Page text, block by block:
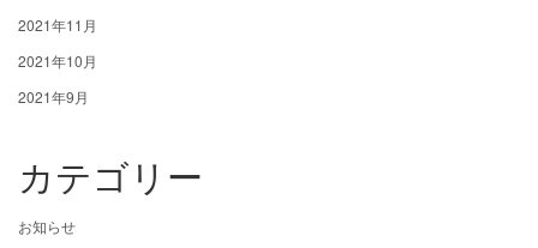
2021年11月
2021年10月
2021年9月
カテゴリー
お知らせ